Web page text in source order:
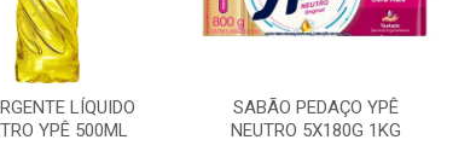
LÍQUIDO
YPÊ 500ML
SABÃO PEDAÇO YPÊ
NEUTRO 5X180G 1KG